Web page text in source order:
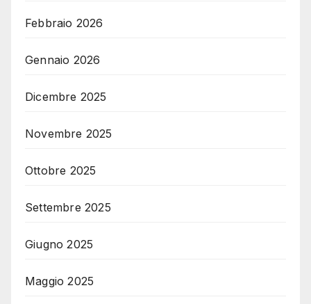
Febbraio 2026
Gennaio 2026
Dicembre 2025
Novembre 2025
Ottobre 2025
Settembre 2025
Giugno 2025
Maggio 2025